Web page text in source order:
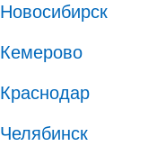
Новосибирск
Кемерово
Краснодар
Челябинск